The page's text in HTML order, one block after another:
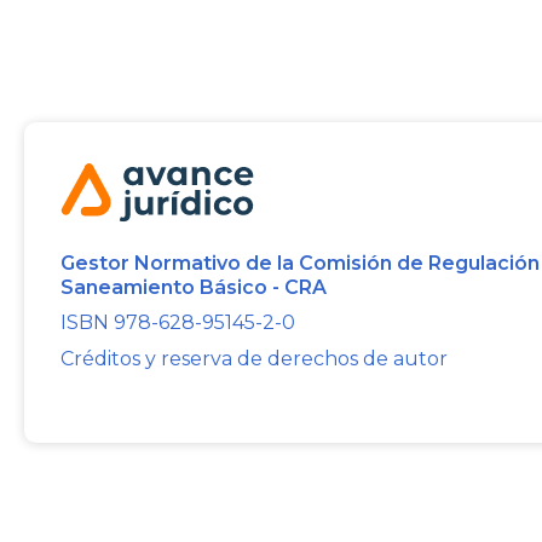
Gestor Normativo de la Comisión de
Saneamiento Básico - CRA
ISBN 978-628-95145-2-0
Créditos y reserva de derechos de autor